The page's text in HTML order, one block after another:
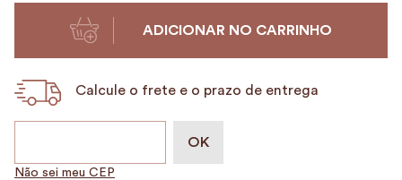
ADICIONAR NO CARRINHO
Calcule o frete e o prazo de entrega
Não sei meu CEP